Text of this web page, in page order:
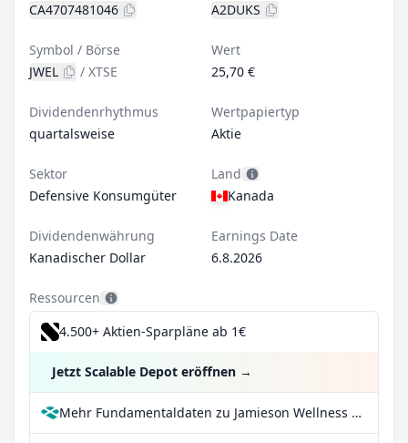
CA4707481046
A2DUKS
Symbol / Börse
JWEL
/ XTSE
Wert
25,70 €
Dividendenrhythmus
quartalsweise
Wertpapiertyp
Aktie
Sektor
Defensive Konsumgüter
Land
Kanada
Dividendenwährung
Kanadischer Dollar
Earnings Date
6.8.2026
Ressourcen
4.500+ Aktien-Sparpläne ab 1€
Jetzt Scalable Depot eröffnen →
Mehr Fundamentaldaten zu Jamieson Wellness Inc bei Parqet